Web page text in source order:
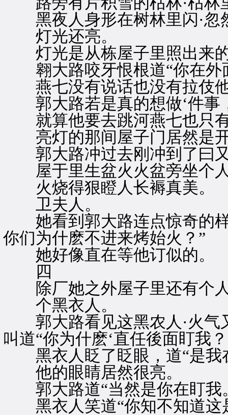
黑夜人身形在树林里闪·忽
灯光还亮。
灯光是从栋屋子里照出来的
翱大路咬牙恨根道“你在外
燕七没有说话也没有拉伎
郭大路若是真的想做‘件事
就算他要去跳河燕七也只
亮灯的那间屋子门居然是开
郭大路冲过去刚冲到了曰
屋于里生盆火火盆旁坐个
火烧得狠瞪人长褥真美。
卫夫人。
她看到郭大路连点惊奇的样
你们为什麽不进来烤始火？”
她好像直在等他订似的。
四
除厂她之外屋子里还有个
个黑衣人。
郭大路看见这黑农人·火气
叫道“你为什麽‘直任後面盯我
黑衣人眨了眨眼，道“是我
他的眼睛居然很亮。
郭大路道“当然是你在盯我
黑衣人笑道“你知不知道这